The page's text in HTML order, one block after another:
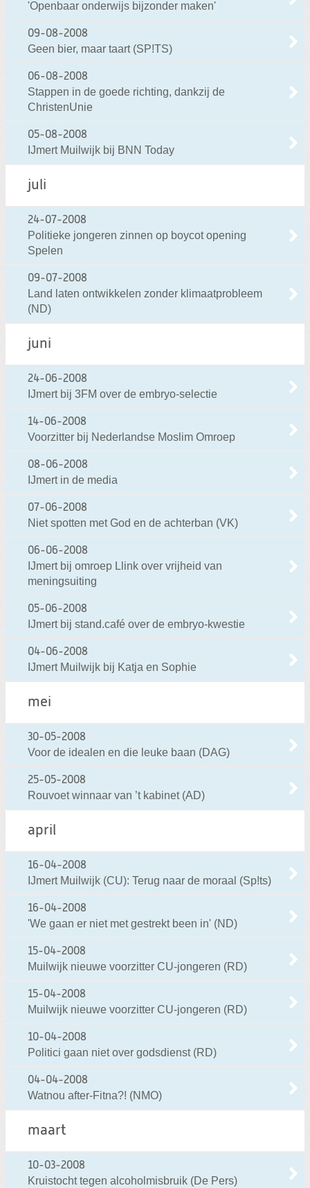
'Openbaar onderwijs bijzonder maken'
09-08-2008
Geen bier, maar taart (SP!TS)
06-08-2008
Stappen in de goede richting, dankzij de
ChristenUnie
05-08-2008
IJmert Muilwijk bij BNN Today
juli
24-07-2008
Politieke jongeren zinnen op boycot opening
Spelen
09-07-2008
Land laten ontwikkelen zonder klimaatprobleem
(ND)
juni
24-06-2008
IJmert bij 3FM over de embryo-selectie
14-06-2008
Voorzitter bij Nederlandse Moslim Omroep
08-06-2008
IJmert in de media
07-06-2008
Niet spotten met God en de achterban (VK)
06-06-2008
IJmert bij omroep Llink over vrijheid van
meningsuiting
05-06-2008
IJmert bij stand.café over de embryo-kwestie
04-06-2008
IJmert Muilwijk bij Katja en Sophie
mei
30-05-2008
Voor de idealen en die leuke baan (DAG)
25-05-2008
Rouvoet winnaar van ’t kabinet (AD)
april
16-04-2008
IJmert Muilwijk (CU): Terug naar de moraal (Sp!ts)
16-04-2008
'We gaan er niet met gestrekt been in' (ND)
15-04-2008
Muilwijk nieuwe voorzitter CU-jongeren (RD)
15-04-2008
Muilwijk nieuwe voorzitter CU-jongeren (RD)
10-04-2008
Politici gaan niet over godsdienst (RD)
04-04-2008
Watnou after-Fitna?! (NMO)
maart
10-03-2008
Kruistocht tegen alcoholmisbruik (De Pers)